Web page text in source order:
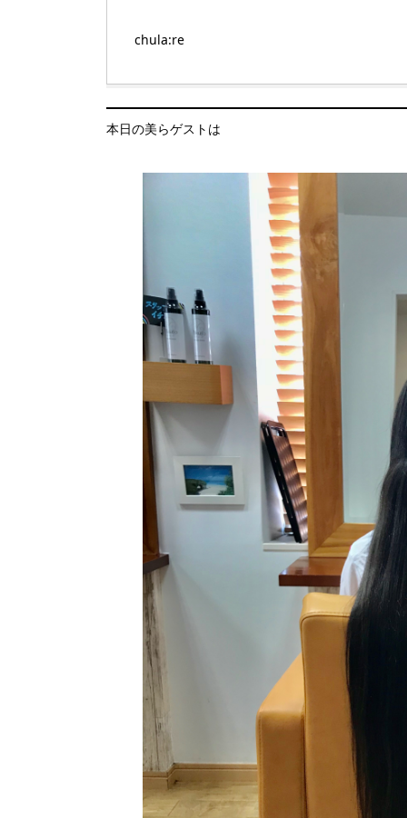
chula:re
本日の美らゲストは